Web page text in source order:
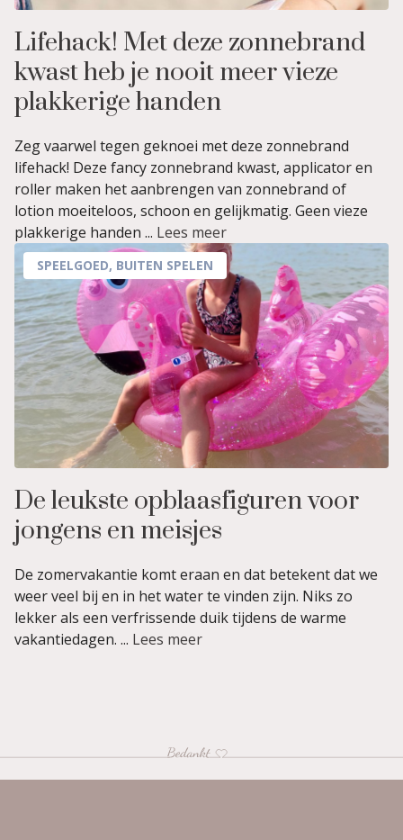
Lifehack! Met deze zonnebrand
kwast heb je nooit meer vieze
plakkerige handen
Zeg vaarwel tegen geknoei met deze zonnebrand
lifehack! Deze fancy zonnebrand kwast, applicator en
roller maken het aanbrengen van zonnebrand of
lotion moeiteloos, schoon en gelijkmatig. Geen vieze
plakkerige handen ... Lees meer
SPEELGOED, BUITEN SPELEN
De leukste opblaasfiguren voor
jongens en meisjes
De zomervakantie komt eraan en dat betekent dat we
weer veel bij en in het water te vinden zijn. Niks zo
lekker als een verfrissende duik tijdens de warme
vakantiedagen. ... Lees meer